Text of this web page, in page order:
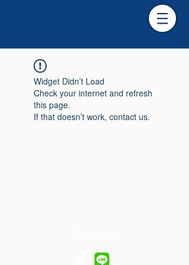
Widget Didn’t Load
Check your internet and refresh
this page.
If that doesn’t work, contact us.